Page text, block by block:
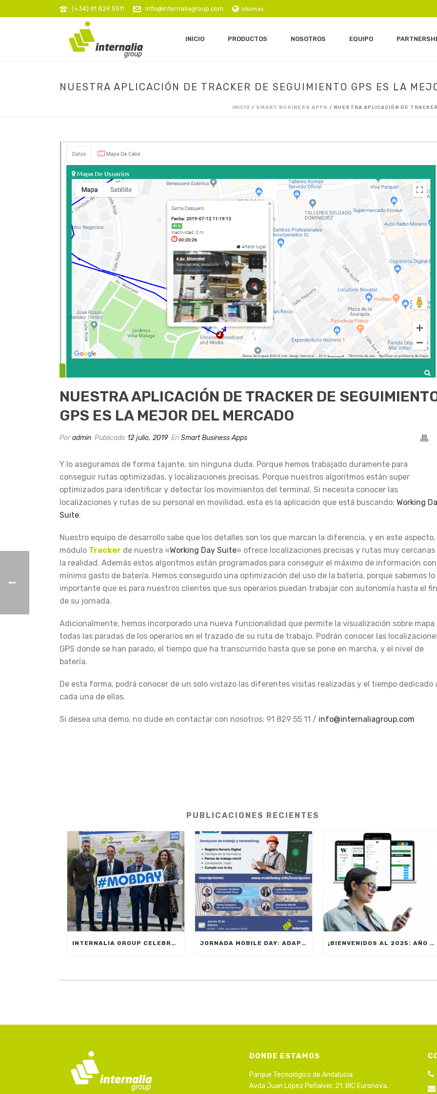
(+34) 91 829 5511 info@internaliagroup.com Idiomas
INICIO PRODUCTOS NOSOTROS EQUIPO
NUESTRA APLICACIÓN DE TRACKER DE SEGUIMIENTO GPS ES LA
INICIO / SMART BUSINESS APPS / NUESTRA APLICACIÓN DE
NUESTRA APLICACIÓN DE TRACKER DE
GPS ES LA MEJOR DEL MERCADO
Poradmin Publicado 12 julio, 2019 En Smart Business Apps
Y lo aseguramos de forma tajante, sin ninguna duda. Porque hemos trabajado duramente para
conseguir rutas optimizadas, y localizaciones precisas. Porque nuestros algoritmos están super
optimizados para identificar y detectar los movimientos del terminal. Si necesita conocer las
localizaciones y rutas de su personal en movilidad, esta es la aplicación que está buscando: Working
Suite.
Nuestro equipo de desarrollo sabe que los detalles son los que marcan la diferencia, y en este aspecto,
módulo Tracker de nuestra «Working Day Suite» ofrece localizaciones precisas y rutas muy cercanas
la realidad. Además estos algoritmos están programados para conseguir el máximo de información
mínimo gasto de batería. Hemos conseguido una optimización del uso de la batería, porque sabemos lo
importante que es para nuestros clientes que sus operarios puedan trabajar con autonomía hasta el
de su jornada.
Adicionalmente, hemos incorporado una nueva funcionalidad que permite la visualización sobre mapa
todas las paradas de los operarios en el trazado de su ruta de trabajo. Podrán conocer las
GPS donde se han parado, el tiempo que ha transcurrido hasta que se pone en marcha, y el nivel de
batería.
De esta forma, podrá conocer de un solo vistazo las diferentes visitas realizadas y el tiempo dedicado
cada una de ellas.
Si desea una demo, no dude en contactar con nosotros: 91 829 55 11 / info@internaliagroup.com
PUBLICACIONES RECIENTES
INTERNALIA GROUP CELEBRA EL MOBILE DAY REGISTRO HORARIO EN MARBELLA JORNADA MOBILE DAY: ADAPTACIÓN NORMATIVA 2025 – OPTIMIZA LA GESTIÓN DE EQUIPOS EN MOVILIDAD ¡BIENVENIDOS AL 2025: AÑO DE NUEVAS METAS, INNOVACIÓN Y PRODUCTIVIDAD!
DONDE ESTAMOS
Parque Tecnológico de Andalucía:
Avda Juan López Peñalver, 21. BIC Euronova.